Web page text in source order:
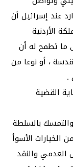
عند إسرائيل أن
الأردنية
ما تطمح له أن
، أو نوعا من
.
القضية
بالسلطة
الأسوأ
العدمي والنقد